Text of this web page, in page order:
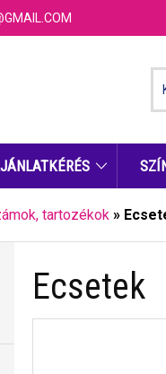
tartozékok »
Ecsetek